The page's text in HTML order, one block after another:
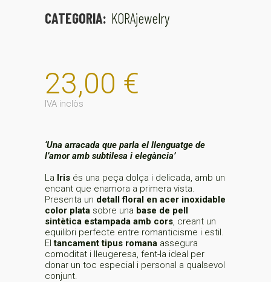
CATEGORIA: KORAjewelry
23,00 €
IVA inclòs
‘Una arracada que parla el llenguatge de
l’amor amb subtilesa i elegància’
La Iris és una peça dolça i delicada, amb un
encant que enamora a primera vista.
Presenta un detall floral en acer inoxidable
color plata sobre una base de pell
sintètica estampada amb cors, creant un
equilibri perfecte entre romanticisme i estil.
Eltancament tipus romana assegura
comoditat i lleugeresa, fent-la ideal per
donar un toc especial i personal a qualsevol
conjunt.